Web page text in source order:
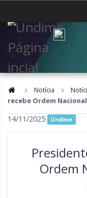
Amazonas
Bahia
Goiás
Minas Gerais
Notícia
recebe Ordem
14/11/2025 Undime
Ordem